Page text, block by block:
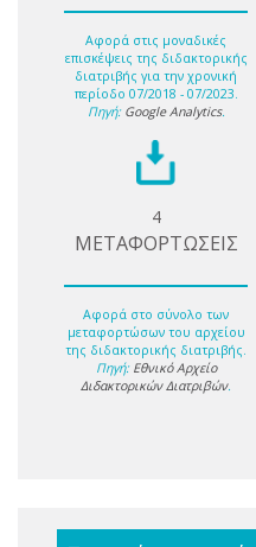
Αφορά στις μοναδικές
επισκέψεις της διδακτορικής
διατριβής για την χρονική
περίοδο 07/2018 - 07/2023.
Πηγή: Google Analytics.
4
ΜΕΤΑΦΟΡΤΩΣΕΙΣ
Αφορά στο σύνολο των
μεταφορτώσων του αρχείου
της διδακτορικής διατριβής.
Πηγή: Εθνικό Αρχείο
Διδακτορικών Διατριβών.